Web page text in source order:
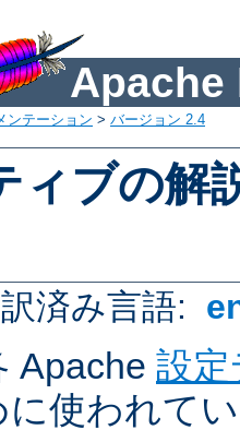
Apache
ンテーション > バージョン 2.4
ィブの解
済み言語:
Apache 設
使われて